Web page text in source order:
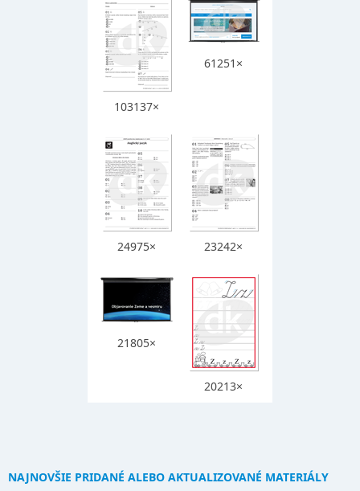
103137×
61251×
24975× 23242×
21805×
20213×
NAJNOVŠIE PRIDANÉ ALEBO AKTUALIZOVANÉ MATERIÁLY